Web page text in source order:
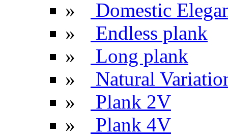
»
Domestic
»
Endless plank
»
Long plank
»
Natural
»
Plank 2V
»
Plank 4V